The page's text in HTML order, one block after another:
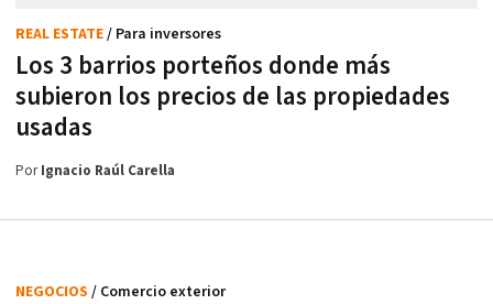
Los 3 barrios porteños donde más
subieron los precios de las propiedades
usadas
REAL ESTATE/ Para inversores
PorIgnacio Raúl Carella
NEGOCIOS / Comercio exterior